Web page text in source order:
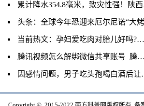
累
头条：全球今年恐迎来厄尔尼诺“大
当前热文：孕妇爱吃肉对胎儿好吗?会不会出现巨大儿呢?
腾讯视频怎么解绑微信共享账号_腾讯视频怎么解绑手机号
因感情问题，男子吃头